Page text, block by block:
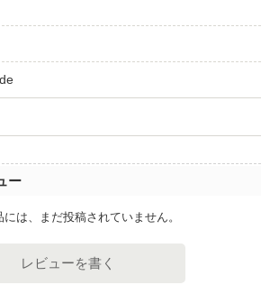
ー
には、まだ投稿されていません。
レビューを書く